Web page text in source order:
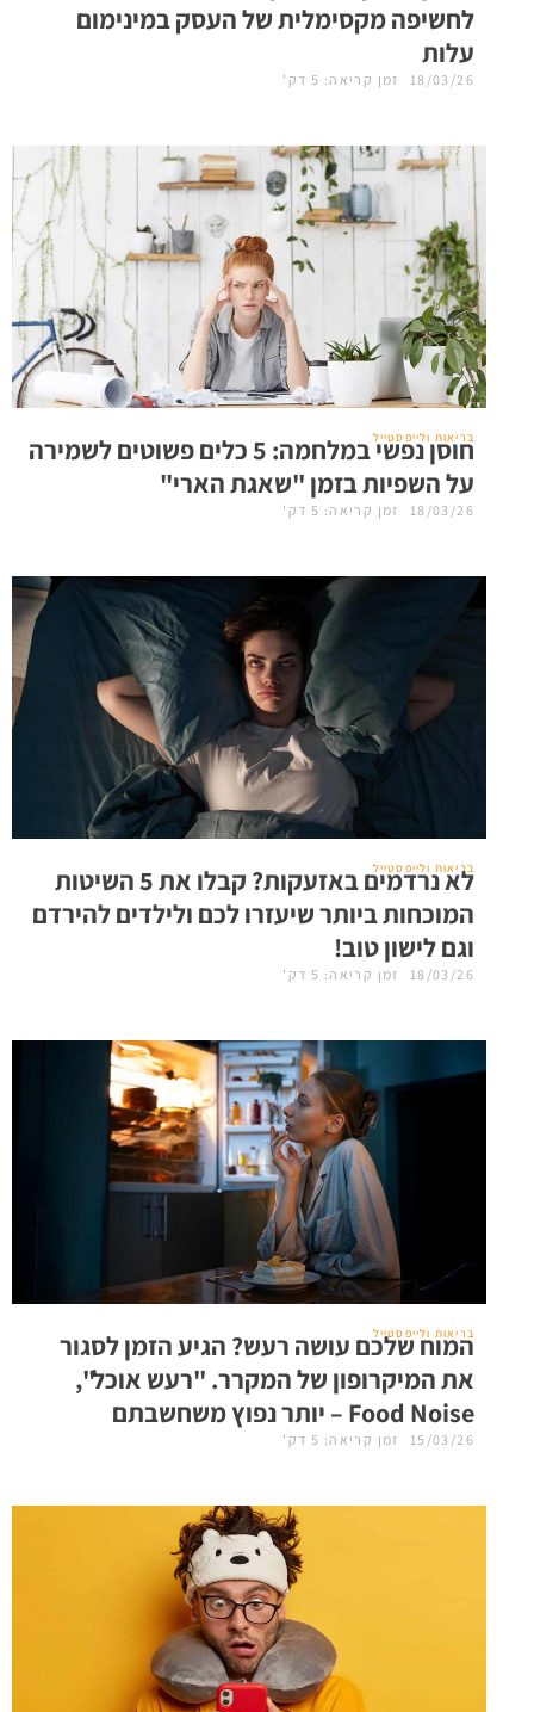
לחשיפה מקסימלית של העסק במינימום
עלות
18/03/26 זמן קריאה: 5 דק'
בריאות ולייפסטייל
חוסן נפשי במלחמה: 5 כלים פשוטים לשמירה
על השפיות בזמן "שאגת הארי"
18/03/26 זמן קריאה: 5 דק'
בריאות ולייפסטייל
לא נרדמים באזעקות? קבלו את 5 השיטות
המוכחות ביותר שיעזרו לכם ולילדים להירדם
וגם לישון טוב!
18/03/26 זמן קריאה: 5 דק'
בריאות ולייפסטייל
המוח שלכם עושה רעש? הגיע הזמן לסגור
את המיקרופון של המקרר. "רעש אוכל",
Food Noise – יותר נפוץ משחשבתם
15/03/26 זמן קריאה: 5 דק'